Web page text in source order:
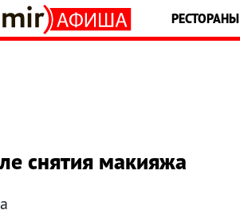
РЕСТОРАНЫ
снятия макияжа